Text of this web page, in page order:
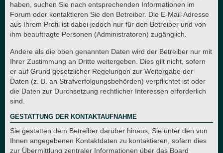
haben, suchen Sie nach entsprechenden Informationen im
Forum oder kontaktieren Sie den Betreiber. Die E-Mail-Adresse
aus Ihrem Profil ist dabei jedoch nur für den Betreiber und von
ihm beauftragte Personen (Administratoren) zugänglich.
Andere als die oben genannten Daten wird der Betreiber nur mit
Ihrer Zustimmung an Dritte weitergeben. Dies gilt nicht, sofern
er auf Grund gesetzlicher Regelungen zur Weitergabe der
Daten (z. B. an Strafverfolgungsbehörden) verpflichtet ist oder
die Daten zur Durchsetzung rechtlicher Interessen erforderlich
sind.
GESTATTUNG DER KONTAKTAUFNAHME
Sie gestatten dem Betreiber darüber hinaus, Sie unter den von
Ihnen angegebenen Kontaktdaten zu kontaktieren, sofern dies
zur Übermittlung zentraler Informationen über das Board